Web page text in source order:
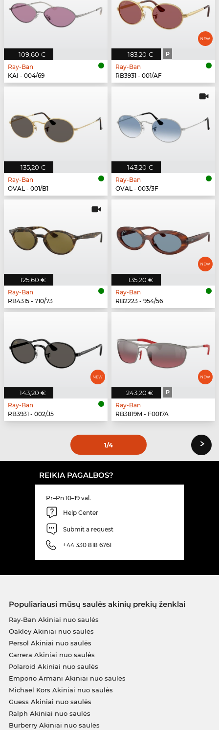
109,60 €
Ray-Ban
KAI - 004/69
183,20 € P
Ray-Ban
RB3931 - 001/AF
135,20 €
Ray-Ban
OVAL - 001/B1
143,20 €
Ray-Ban
OVAL - 003/3F
125,60 €
Ray-Ban
RB4315 - 710/73
135,20 €
Ray-Ban
RB2223 - 954/56
143,20 €
Ray-Ban
RB3931 - 002/J5
243,20 € P
Ray-Ban
RB3819M - F0017A
1/4 ›
REIKIA PAGALBOS?
Pr–Pn 10–19 val.
Help Center
Submit a request
+44 330 818 6761
Populiariausi mūsų saulės akinių prekių ženklai
Ray-Ban Akiniai nuo saulės
Oakley Akiniai nuo saulės
Persol Akiniai nuo saulės
Carrera Akiniai nuo saulės
Polaroid Akiniai nuo saulės
Emporio Armani Akiniai nuo saulės
Michael Kors Akiniai nuo saulės
Guess Akiniai nuo saulės
Ralph Akiniai nuo saulės
Burberry Akiniai nuo saulės